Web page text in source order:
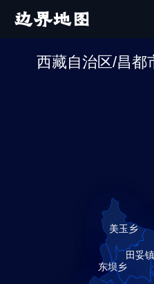
边界地图